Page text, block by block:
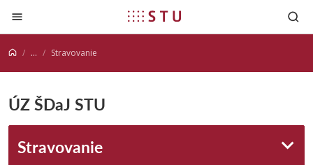
Prejsť na obsah
... Stravovanie
ÚZ ŠDaJ STU
Stravovanie